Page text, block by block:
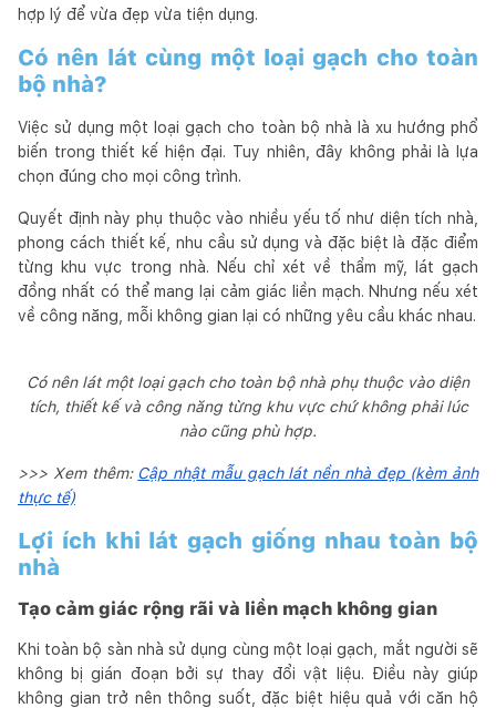
hợp lý để vừa đẹp vừa tiện dụng.
Có nên lát cùng một loại gạch cho toàn
bộ nhà?
Việc sử dụng một loại gạch cho toàn bộ nhà là xu hướng phổ
biến trong thiết kế hiện đại. Tuy nhiên, đây không phải là lựa
chọn đúng cho mọi công trình.
Quyết định này phụ thuộc vào nhiều yếu tố như diện tích nhà,
phong cách thiết kế, nhu cầu sử dụng và đặc biệt là đặc điểm
từng khu vực trong nhà. Nếu chỉ xét về thẩm mỹ, lát gạch
đồng nhất có thể mang lại cảm giác liền mạch. Nhưng nếu xét
về công năng, mỗi không gian lại có những yêu cầu khác nhau.
Có nên lát một loại gạch cho toàn bộ nhà phụ thuộc vào diện
tích, thiết kế và công năng từng khu vực chứ không phải lúc
nào cũng phù hợp.
>>> Xem thêm: Cập nhật mẫu gạch lát nền nhà đẹp (kèm ảnh
thực tế)
Lợi ích khi lát gạch giống nhau toàn bộ
nhà
Tạo cảm giác rộng rãi và liền mạch không gian
Khi toàn bộ sàn nhà sử dụng cùng một loại gạch, mắt người sẽ
không bị gián đoạn bởi sự thay đổi vật liệu. Điều này giúp
không gian trở nên thông suốt, đặc biệt hiệu quả với căn hộ